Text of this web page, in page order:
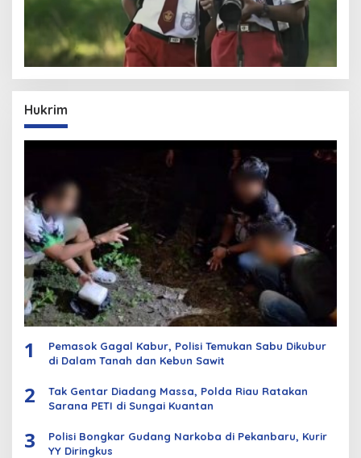
Hukrim
1
Pemasok Gagal Kabur, Polisi Temukan Sabu Dikubur
di Dalam Tanah dan Kebun Sawit
2
Tak Gentar Diadang Massa, Polda Riau Ratakan
Sarana PETI di Sungai Kuantan
3
Polisi Bongkar Gudang Narkoba di Pekanbaru, Kurir
YY Diringkus